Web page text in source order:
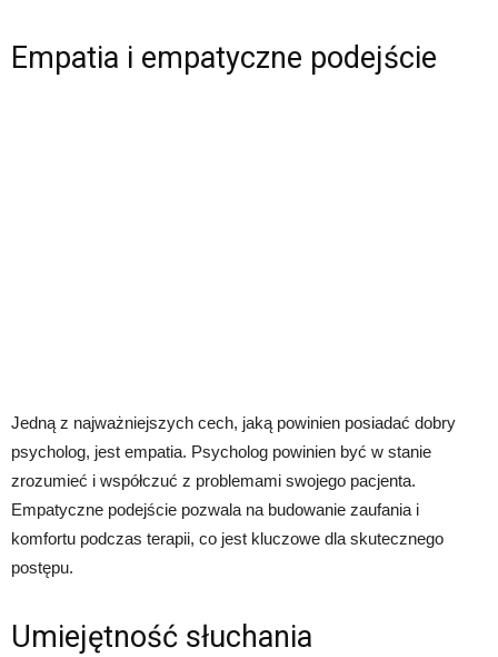
Empatia i empatyczne podejście
Jedną z najważniejszych cech, jaką powinien posiadać dobry
psycholog, jest empatia. Psycholog powinien być w stanie
zrozumieć i współczuć z problemami swojego pacjenta.
Empatyczne podejście pozwala na budowanie zaufania i
komfortu podczas terapii, co jest kluczowe dla skutecznego
postępu.
Umiejętność słuchania